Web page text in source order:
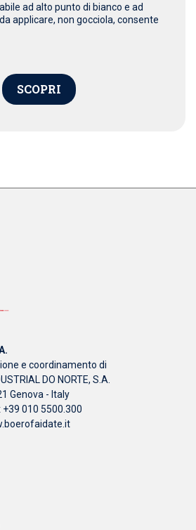
ad alto punto di bianco e ad
applicare, non gocciola, consente
SCOPRI
e coordinamento di
DO NORTE, S.A.
Genova - Italy
+39 010 5500.300